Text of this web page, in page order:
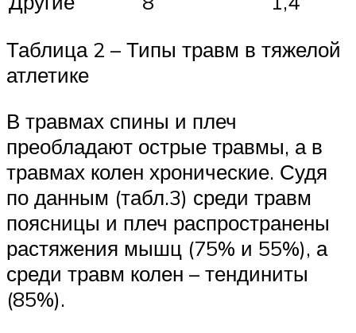
Таблица 2 – Типы травм в тяжелой
атлетике
В травмах спины и плеч
преобладают острые травмы, а в
травмах колен хронические. Судя
по данным (табл.3) среди травм
поясницы и плеч распространены
растяжения мышц (75% и 55%), а
среди травм колен – тендиниты
(85%).